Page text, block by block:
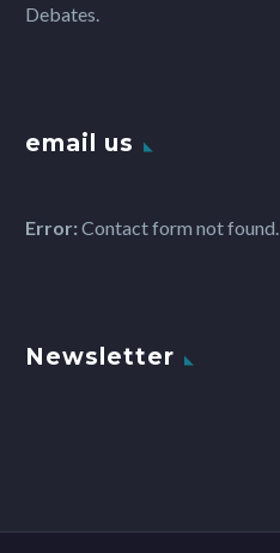
Debates.
email us
Error:Contact form not found.
Newsletter